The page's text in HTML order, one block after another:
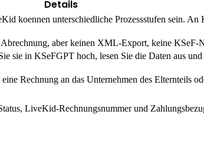
Details
koennen unterschiedliche Prozessstufen sein. An
aber keinen XML-Export, keine KSeF-
sie in KSeFGPT hoch, lesen Sie die Daten aus
Rechnung an das Unternehmen des Elternteils
LiveKid-Rechnungsnummer und